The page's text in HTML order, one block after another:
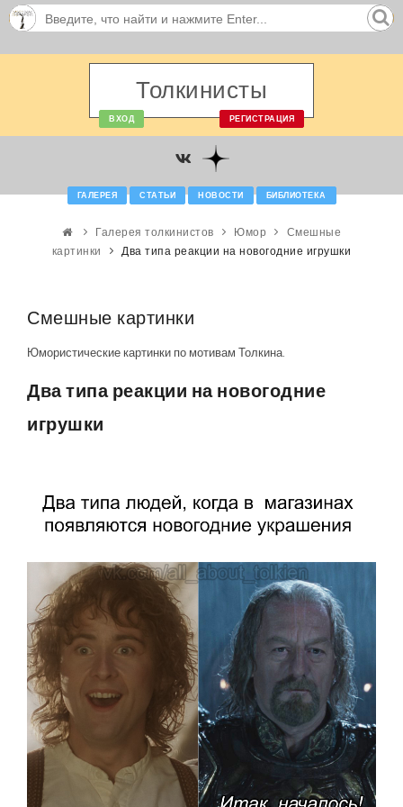
Толкинисты
ВХОД РЕГИСТРАЦИЯ
ГАЛЕРЕЯ СТАТЬИ НОВОСТИ БИБЛИОТЕКА
Галерея толкинистов Юмор
Смешные
картинки
Два типа реакции на новогодние игрушки
Смешные картинки
Юмористические картинки по мотивам Толкина.
Два типа реакции на новогодние
игрушки